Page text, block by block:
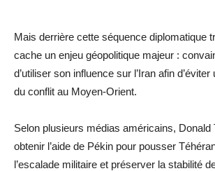
Mais derrière cette séquence diplomatique
cache un enjeu géopolitique majeur :
d’utiliser son influence sur l’Iran afin
du conflit au Moyen-Orient.
Selon plusieurs médias américains, Donald
obtenir l’aide de Pékin pour pousser
l’escalade militaire et préserver la stabilité